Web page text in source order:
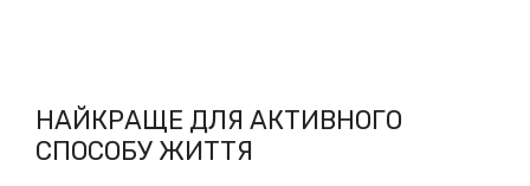
НАЙКРАЩЕ ДЛЯ АКТИВНОГО
СПОСОБУ ЖИТТЯ